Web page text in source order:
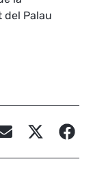
del Palau